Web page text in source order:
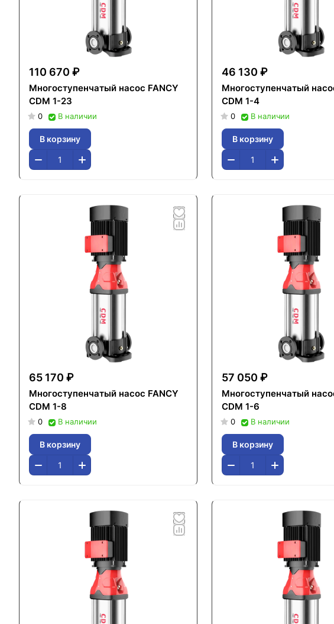
110 670 ₽
Многоступенчатый насос FANCY
CDM 1-23
0 В наличии
В корзину
46 130 ₽
Многоступенчатый
CDM 1-4
0 В наличии
В корзину
65 170 ₽
Многоступенчатый насос FANCY
CDM 1-8
0 В наличии
В корзину
57 050 ₽
Многоступенчатый
CDM 1-6
0 В наличии
В корзину